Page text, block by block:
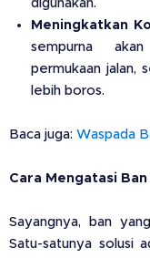
digunakan.
Meningkatkan
sempurna
permukaan jalan,
lebih boros.
Baca juga: Waspada
Cara Mengatasi Ban
Sayangnya, ban
Satu-satunya solusi